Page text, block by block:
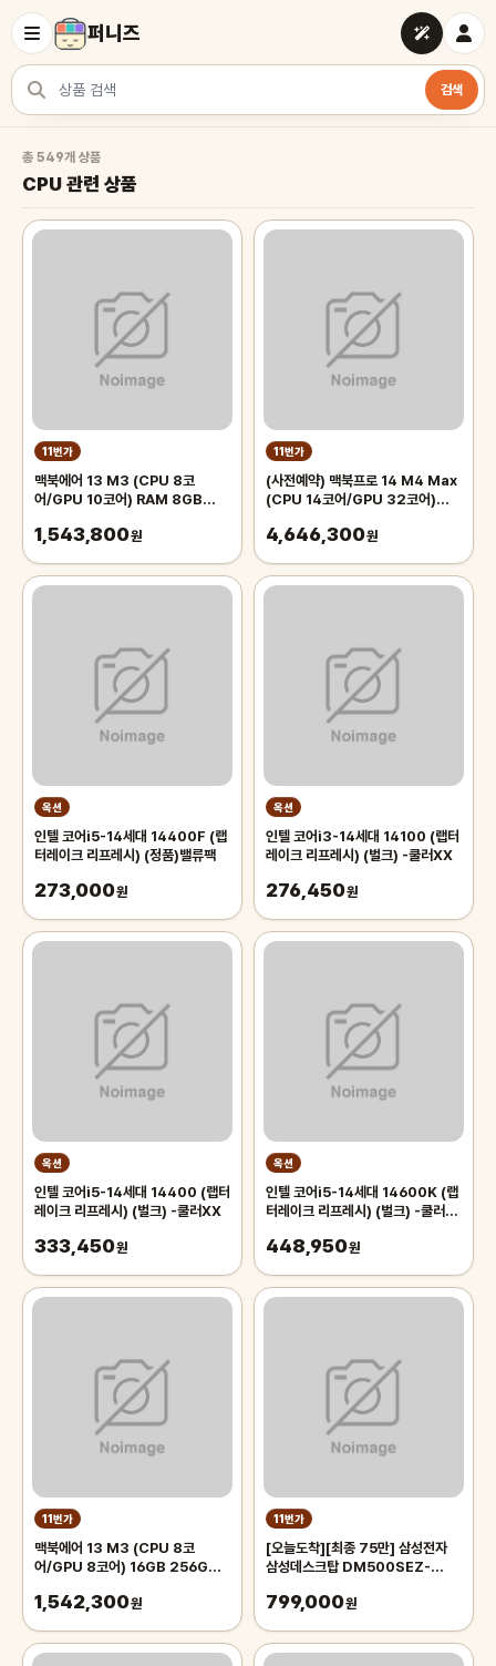
퍼니즈
상품 검색
검색
CPU 관련 상품
총 549개 상품
CPU 관련 상품
11번가
맥북에어 13 M3 (CPU 8코
어/GPU 10코어) RAM 8GB
MRXU3KH/A
1,543,800원
11번가
(사전예약) 맥북프로 14 M4 Max
(CPU 14코어/GPU 32코어)
4,646,300원
옥션
인텔 코어i5-14세대 14400F (랩
터레이크 리프레시) (정품)밸류팩
273,000원
옥션
인텔 코어i3-14세대 14100 (랩터
레이크 리프레시) (벌크) -쿨러XX
276,450원
옥션
인텔 코어i5-14세대 14400 (랩터
레이크 리프레시) (벌크) -쿨러XX
333,450원
옥션
인텔 코어i5-14세대 14600K (랩
터레이크 리프레시) (벌크) -쿨러
448,950원
11번가
맥북에어 13 M3 (CPU 8코
어/GPU 8코어) 16GB 256GB
1,542,300원
11번가
[오늘도착][최종 75만] 삼성전자
삼성데스크탑 DM500SEZ-
무용 컴퓨터
799,000원